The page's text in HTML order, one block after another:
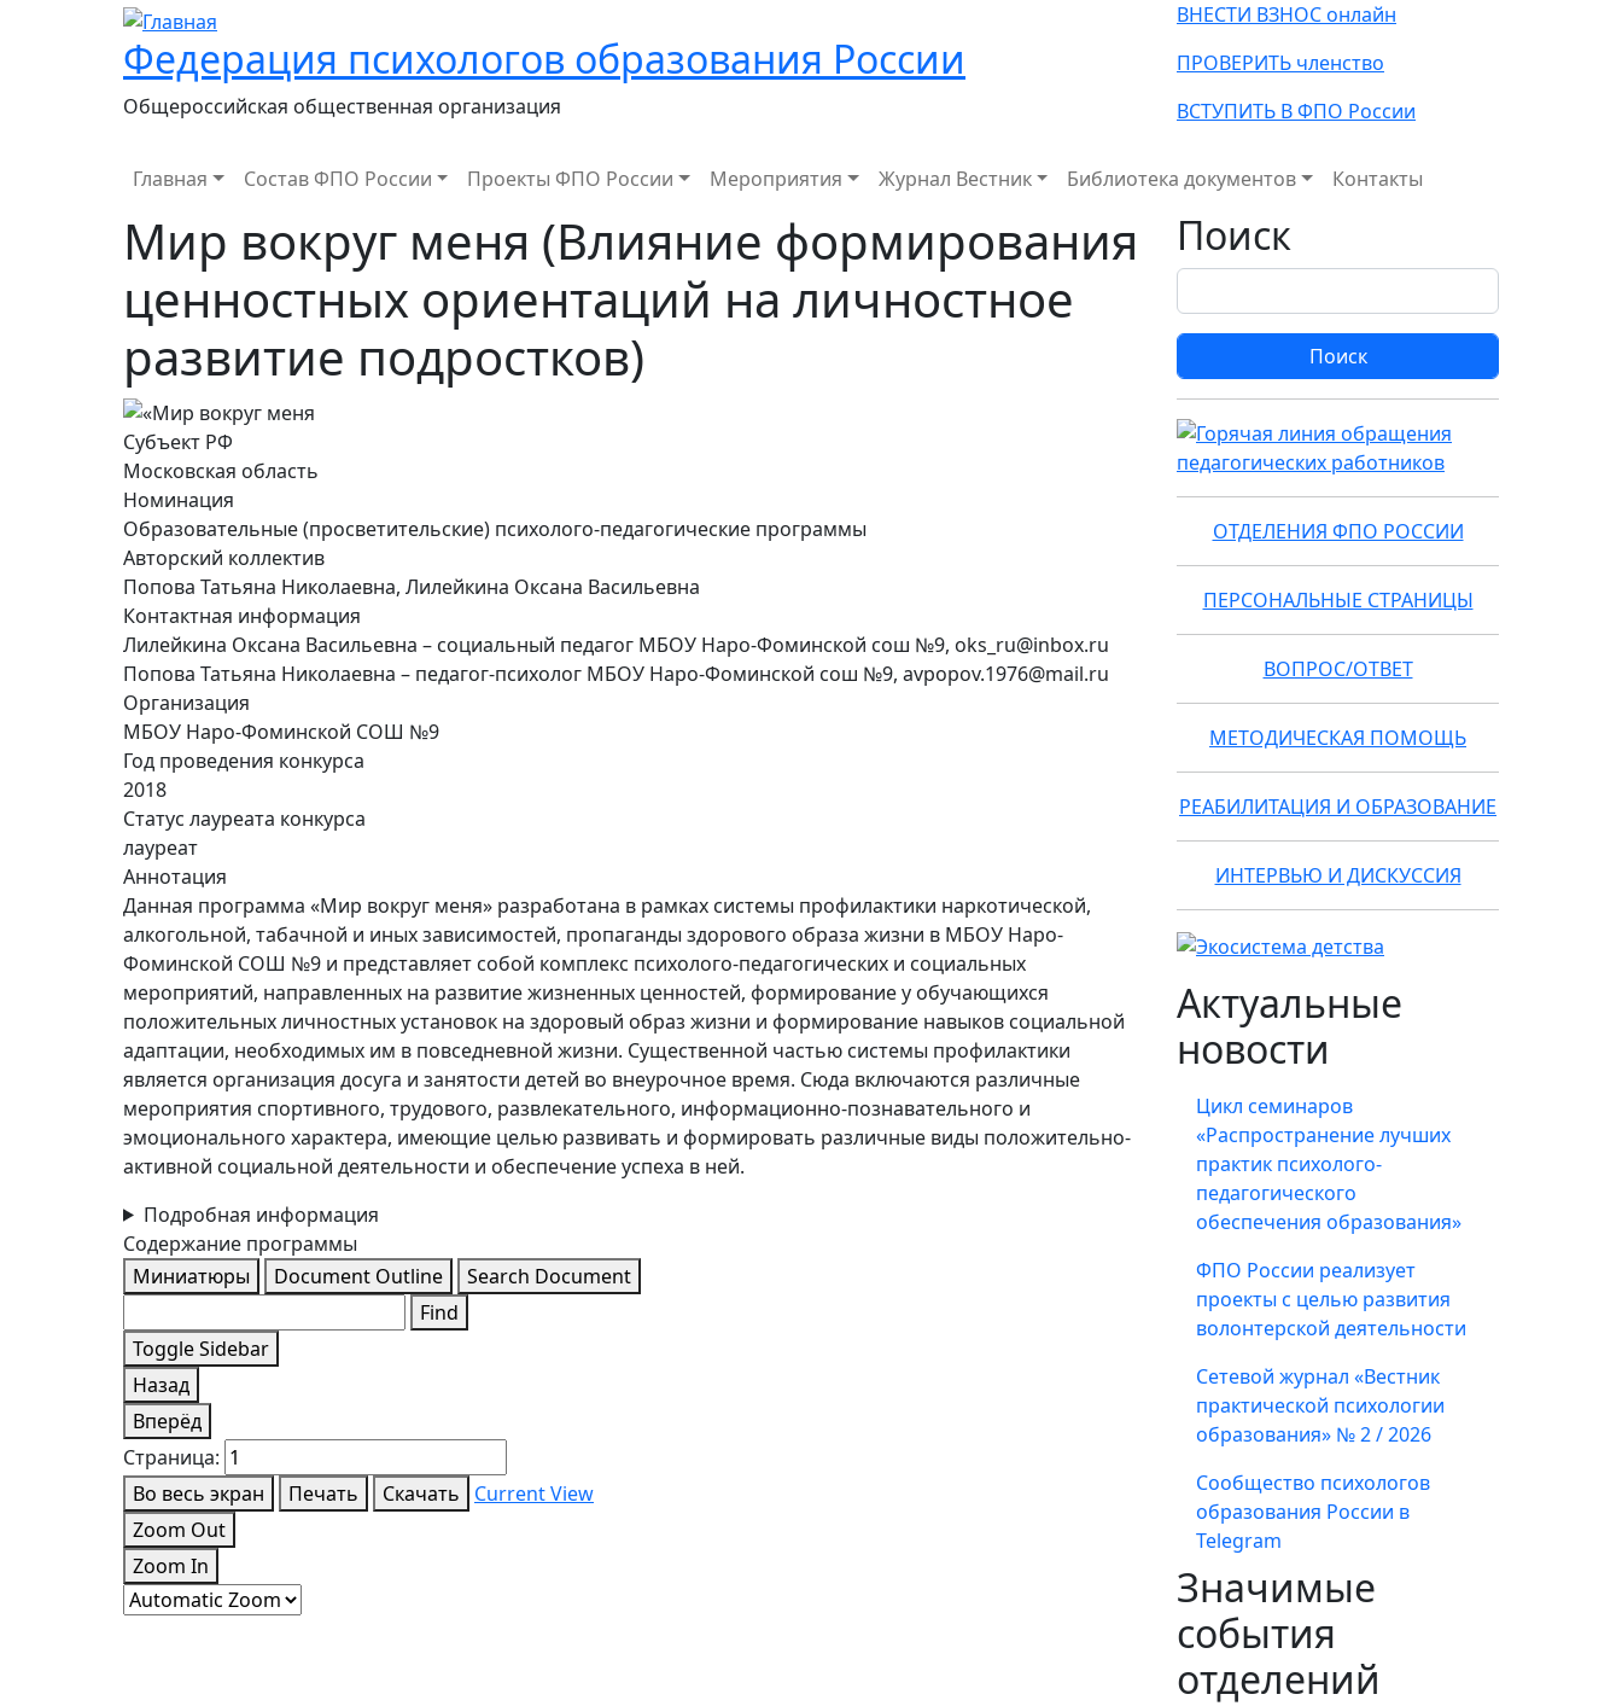
Федерация психологов образования России
Общероссийская общественная организация
ВНЕСТИ ВЗНОС онлайн
ПРОВЕРИТЬ членство
ВСТУПИТЬ В ФПО России
Main navigation
Главная Состав ФПО России Проекты ФПО России Мероприятия Журнал Вестник Библиотека документов Контакты
Мир вокруг меня (Влияние формирования
ценностных ориентаций на личностное
развитие подростков)
Субъект РФ
Московская область
Номинация
Образовательные (просветительские) психолого-педагогические программы
Авторский коллектив
Попова Татьяна Николаевна, Лилейкина Оксана Васильевна
Контактная информация
Лилейкина Оксана Васильевна – социальный педагог МБОУ Наро-Фоминской сош №9, oks_ru@inbox.ru
Попова Татьяна Николаевна – педагог-психолог МБОУ Наро-Фоминской сош №9, avpopov.1976@mail.ru
Организация
МБОУ Наро-Фоминской СОШ №9
Год проведения конкурса
2018
Статус лауреата конкурса
лауреат
Аннотация
Данная программа «Мир вокруг меня» разработана в рамках системы профилактики наркотической,
алкогольной, табачной и иных зависимостей, пропаганды здорового образа жизни в МБОУ Наро-
Фоминской СОШ №9 и представляет собой комплекс психолого-педагогических и социальных
мероприятий, направленных на развитие жизненных ценностей, формирование у обучающихся
положительных личностных установок на здоровый образ жизни и формирование навыков социальной
адаптации, необходимых им в повседневной жизни. Существенной частью системы профилактики
является организация досуга и занятости детей во внеурочное время. Сюда включаются различные
мероприятия спортивного, трудового, развлекательного, информационно-познавательного и
эмоционального характера, имеющие целью развивать и формировать различные виды положительно-
активной социальной деятельности и обеспечение успеха в ней.
Подробная информация
Содержание программы
Миниатюры
Document Outline
Search Document
Find
Toggle Sidebar
Назад
Вперёд
Страница:
Во весь экран
Печать Скачать
Current View
Zoom Out
Zoom In
Поиск
Поиск
ОТДЕЛЕНИЯ ФПО РОССИИ
ПЕРСОНАЛЬНЫЕ СТРАНИЦЫ
ВОПРОС/ОТВЕТ
МЕТОДИЧЕСКАЯ ПОМОЩЬ
РЕАБИЛИТАЦИЯ И ОБРАЗОВАНИЕ
ИНТЕРВЬЮ И ДИСКУССИЯ
Актуальные
новости
Цикл семинаров
«Распространение лучших
практик психолого-
педагогического
обеспечения образования»
ФПО России реализует
проекты с целью развития
волонтерской деятельности
Сетевой журнал «Вестник
практической психологии
образования» № 2 / 2026
Сообщество психологов
образования России в
Telegram
Значимые
события
отделений